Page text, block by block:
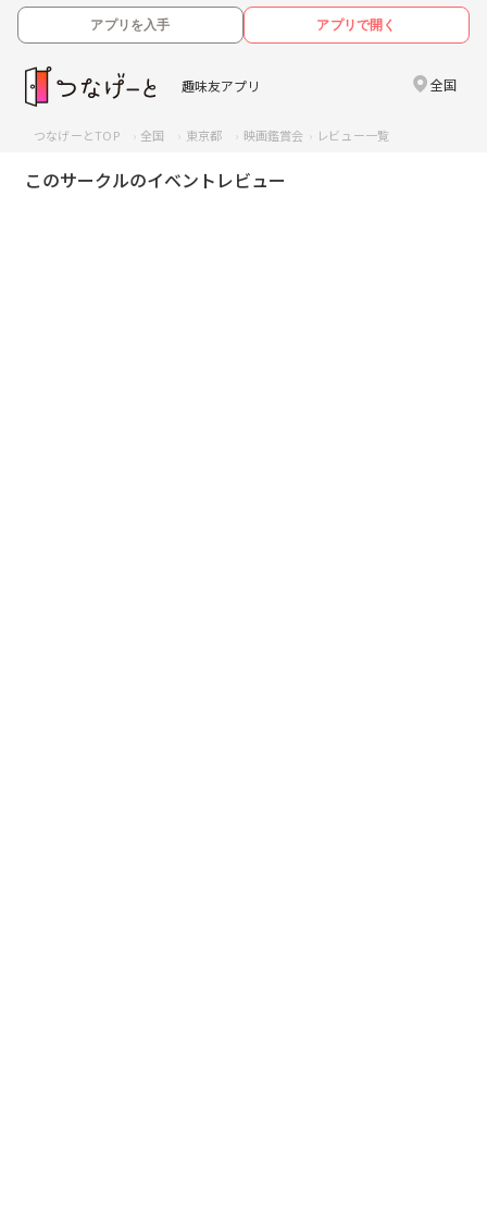
アプリを入手 アプリで開く
趣味友アプリ 全国
つなげーとTOP 全国 東京都 映画鑑賞会 レビュー一覧
このサークルのイベントレビュー